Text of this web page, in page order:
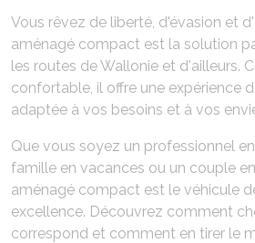
Vous rêvez de liberté, d'évasion et
aménagé compact est la solution
les routes de Wallonie et d'ailleurs.
confortable, il offre une expérience
adaptée à vos besoins et à vos
Que vous soyez un professionnel
famille en vacances ou un couple
aménagé compact est le véhicule
excellence. Découvrez comment
correspond et comment en tirer le